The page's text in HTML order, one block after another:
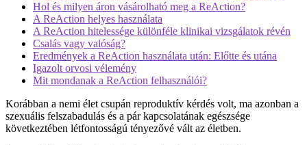
Hol és milyen áron vásárolható meg a ReAction?
A ReAction helyes használata
A ReAction hitelessége különféle klinikai vizsgálatok révén
Csalás vagy valóság?
Eredmények a ReAction használata után: Előtte és utána
Igazolt orvosi vélemény
Mit mondanak a ReAction felhasználói?
Korábban a nemi élet csupán reproduktív kérdés volt, ma azonban a
szexuális felszabadulás és a pár kapcsolatának egészsége
következtében létfontosságú tényezővé vált az életben.